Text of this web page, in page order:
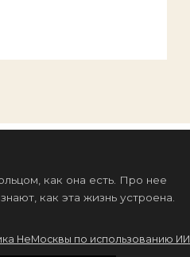
как она есть. Про нее
как эта жизнь устроена.
НеМосквы по использованию ИИ